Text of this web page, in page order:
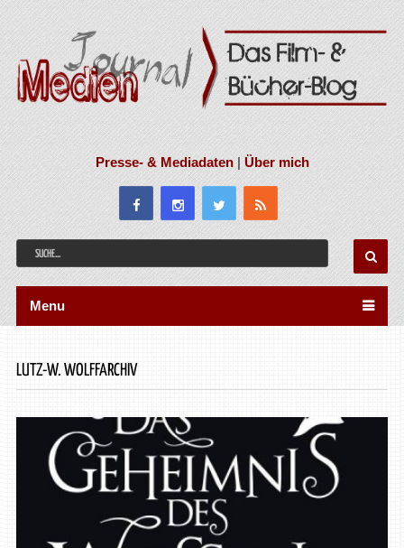
Presse- & Mediadaten|Über mich
Menu
LUTZ-W. WOLFFARCHIV